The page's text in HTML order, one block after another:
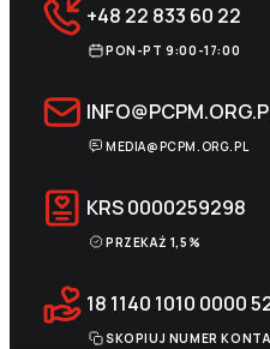
+48 22 833 60 22
PON-PT 9:00-17:00
MEDIA@PCPM.ORG.PL
KRS0000259298
PRZEKAŻ 1,5%
18 1140 1010 0000
SKOPIUJ NUMER KONTA